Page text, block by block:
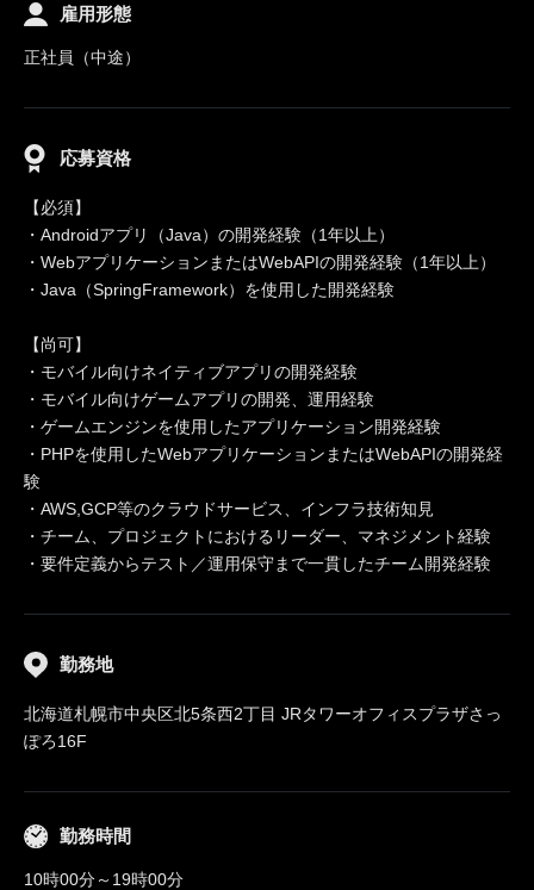
雇用形態
正社員（中途）
応募資格
【必須】
・Androidアプリ（Java）の開発経験（1年以上）
・WebアプリケーションまたはWebAPIの開発経験（1年以上）
・Java（SpringFramework）を使用した開発経験
【尚可】
・モバイル向けネイティブアプリの開発経験
・モバイル向けゲームアプリの開発、運用経験
・ゲームエンジンを使用したアプリケーション開発経験
・PHPを使用したWebアプリケーションまたはWebAPIの開発経
験
・AWS,GCP等のクラウドサービス、インフラ技術知見
・チーム、プロジェクトにおけるリーダー、マネジメント経験
・要件定義からテスト／運用保守まで一貫したチーム開発経験
勤務地
北海道札幌市中央区北5条西2丁目 JRタワーオフィスプラザさっ
ぽろ16F
勤務時間
10時00分～19時00分